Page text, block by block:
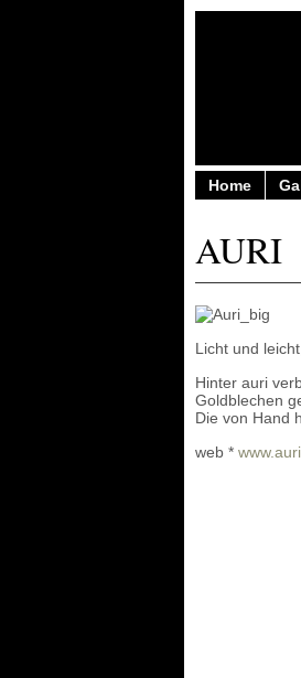
Home
AURI
Licht und
Hinter auri
Goldblechen
Die von Hand
web *